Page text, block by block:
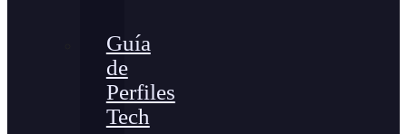
Guía
de
Perfiles
Tech